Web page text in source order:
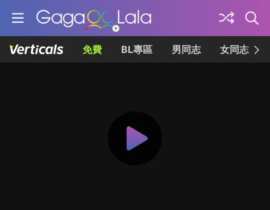
免費 BL專區 男同志 女同志